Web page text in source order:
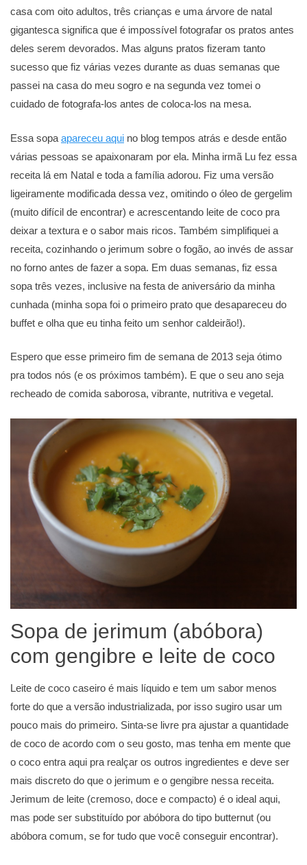
casa com oito adultos, três crianças e uma árvore de natal
gigantesca significa que é impossível fotografar os pratos antes
deles serem devorados. Mas alguns pratos fizeram tanto
sucesso que fiz várias vezes durante as duas semanas que
passei na casa do meu sogro e na segunda vez tomei o
cuidado de fotografa-los antes de coloca-los na mesa.
Essa sopa apareceu aqui no blog tempos atrás e desde então
várias pessoas se apaixonaram por ela. Minha irmã Lu fez essa
receita lá em Natal e toda a família adorou. Fiz uma versão
ligeiramente modificada dessa vez, omitindo o óleo de gergelim
(muito difícil de encontrar) e acrescentando leite de coco pra
deixar a textura e o sabor mais ricos. Também simplifiquei a
receita, cozinhando o jerimum sobre o fogão, ao invés de assar
no forno antes de fazer a sopa. Em duas semanas, fiz essa
sopa três vezes, inclusive na festa de aniversário da minha
cunhada (minha sopa foi o primeiro prato que desapareceu do
buffet e olha que eu tinha feito um senhor caldeirão!).
Espero que esse primeiro fim de semana de 2013 seja ótimo
pra todos nós (e os próximos também). E que o seu ano seja
recheado de comida saborosa, vibrante, nutritiva e vegetal.
Sopa de jerimum (abóbora)
com gengibre e leite de coco
Leite de coco caseiro é mais líquido e tem um sabor menos
forte do que a versão industrializada, por isso sugiro usar um
pouco mais do primeiro. Sinta-se livre pra ajustar a quantidade
de coco de acordo com o seu gosto, mas tenha em mente que
o coco entra aqui pra realçar os outros ingredientes e deve ser
mais discreto do que o jerimum e o gengibre nessa receita.
Jerimum de leite (cremoso, doce e compacto) é o ideal aqui,
mas pode ser substituído por abóbora do tipo butternut (ou
abóbora comum, se for tudo que você conseguir encontrar).